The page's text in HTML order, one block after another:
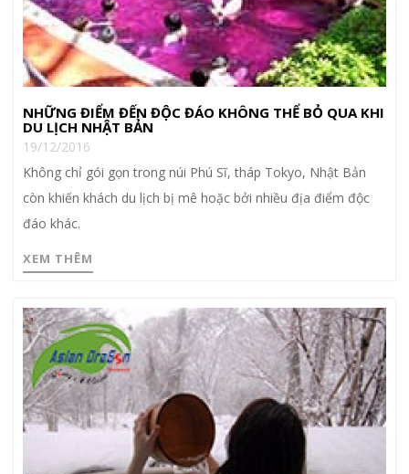
NHỮNG ĐIỂM ĐẾN ĐỘC ĐÁO KHÔNG THỂ BỎ QUA KHI
DU LỊCH NHẬT BẢN
19/12/2016
Không chỉ gói gọn trong núi Phú Sĩ, tháp Tokyo, Nhật Bản
còn khiến khách du lịch bị mê hoặc bởi nhiều địa điểm độc
đáo khác.
XEM THÊM